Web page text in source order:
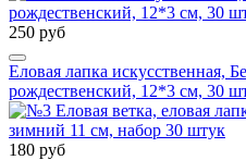
250 руб
Еловая лапка искусственная,
рождественский, 12*3 см, 30
180 руб